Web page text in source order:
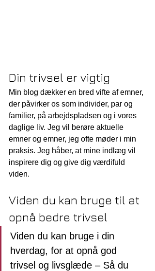
Din trivsel er vigtig
Min blog dækker en bred vifte af emner,
der påvirker os som individer, par og
familier, på arbejdspladsen og i vores
daglige liv. Jeg vil berøre aktuelle
emner og emner, jeg ofte møder i min
praksis. Jeg håber, at mine indlæg vil
inspirere dig og give dig værdifuld
viden.
Viden du kan bruge til at
opnå bedre trivsel
Viden du kan bruge i din
hverdag, for at opnå god
trivsel og livsglæde – Så du